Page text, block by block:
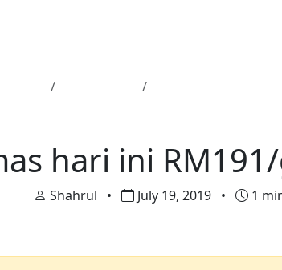
hari ini
Shahrul • July 19, 2019 • 1